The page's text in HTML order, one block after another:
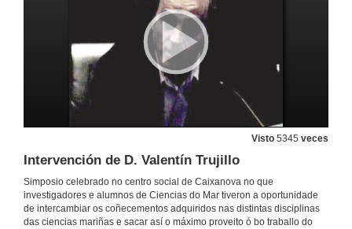
Visto 5345 veces
Intervención de D. Valentín Trujillo
Simposio celebrado no centro social de Caixanova no que
investigadores e alumnos de Ciencias do Mar tiveron a oportunidade
de intercambiar os coñecementos adquiridos nas distintas disciplinas
das ciencias mariñas e sacar así o máximo proveito ó bo traballo do